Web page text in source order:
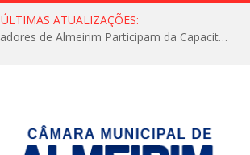
ÚLTIMAS ATUALIZAÇÕES:
Servidores e Vereadores de Almeirim Participam da Capacitação “Orientar é a Nossa Missão”